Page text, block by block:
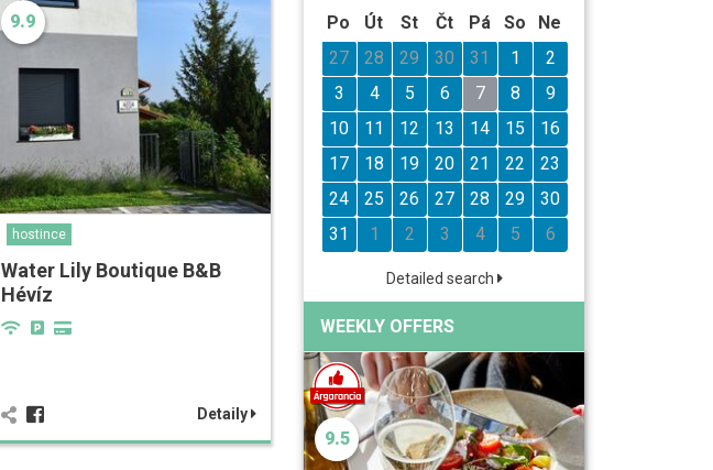
9.9
hostince
Water Lily Boutique B&B
Hévíz
Detaily
Po
Út St Čt Pá So
Ne
27
28 29 30 31 1
2
3
4 5 6 7 8
9
10
11 12 13 14 15
16
17
18 19 20 21 22
23
24
25 26 27 28 29
30
31
1 2 3 4 5 6
Detailed search
WEEKLY OFFERS
9.5